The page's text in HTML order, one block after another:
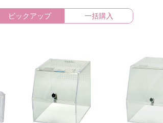
ピックアップ 一括購入